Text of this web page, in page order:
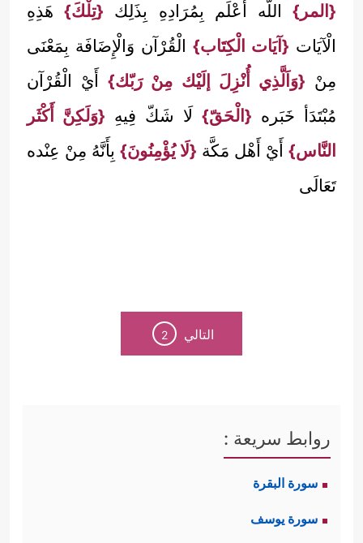
{المر}اللَّه أَعْلَم بِمُرَادِهِ بِذَلِك {تِلْكَ}هَذِهِ
الْآيَات {آيَات الْكِتَاب} الْقُرْآن وَالْإِضَافَة بِمَعْنَى
مِنْ {وَاَلَّذِي أُنْزِلَ إلَيْك مِنْ رَبّك}أَيْ الْقُرْآن
مُبْتَدَأ خَبَره {الْحَقّ} لَا شَكّ فِيهِ {وَلَكِنَّ أَكْثَر
النَّاس} أَيْ أَهْل مَكَّة {لَا يُؤْمِنُونَ} بِأَنَّهُ مِنْ عِنْده
تَعَالَى
التالي 2
روابط سريعة :
سورة البقرة
سورة يوسف